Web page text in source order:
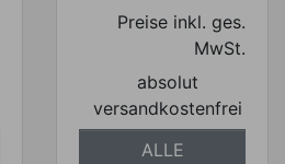
Preise inkl. ges.
MwSt.
absolut
versandkostenfrei
ALLE